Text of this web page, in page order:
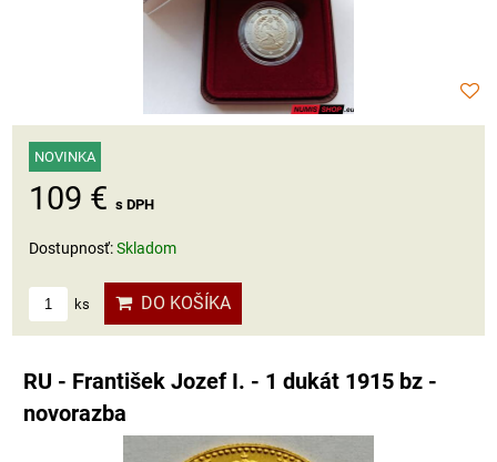
NOVINKA
109 € s DPH
Dostupnosť:Skladom
ks DO KOŠÍKA
RU - František Jozef I. - 1 dukát 1915 bz -
novorazba